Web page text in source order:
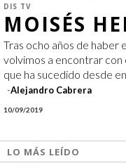
DIS TV
MOISÉS
Tras ocho años de
volvimos a encontrar
que ha sucedido desde
Alejandro Cabrera
10/09/2019
LO MÁS LEÍDO